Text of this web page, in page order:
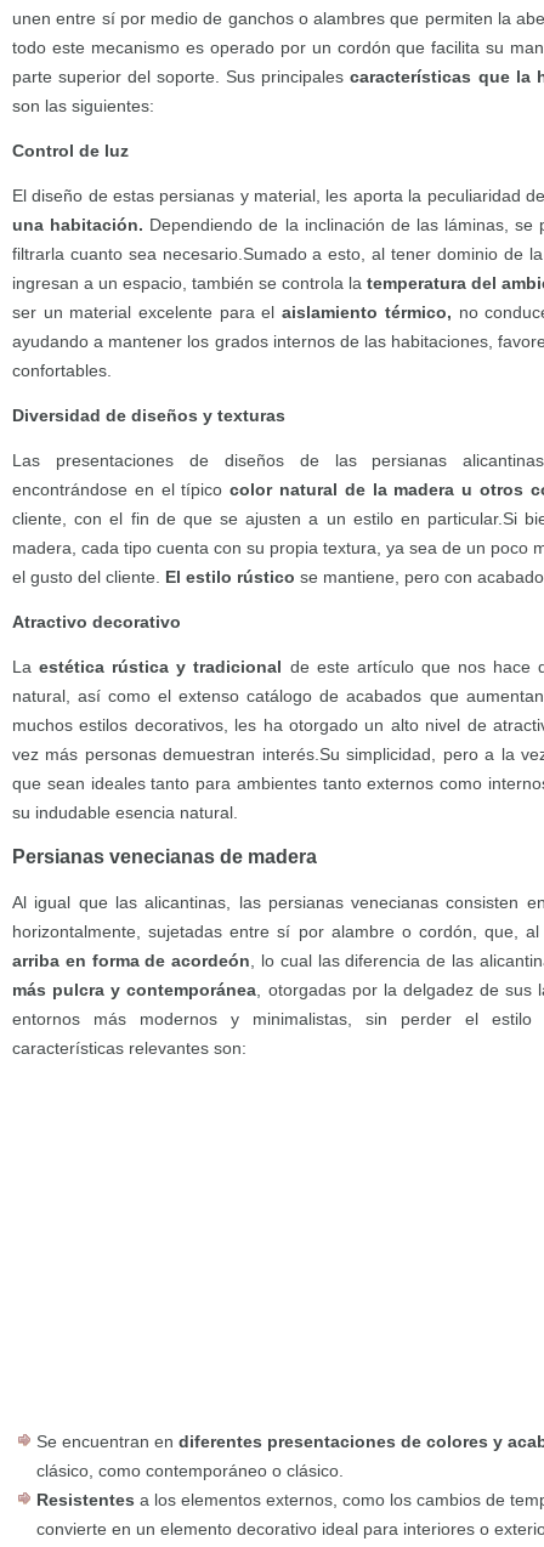
unen entre sí por medio de ganchos o alambres que permiten la
todo este mecanismo es operado por un cordón que facilita su
parte superior del soporte. Sus principalescaracterísticas que la
son las siguientes:
Control de luz
El diseño de estas persianas y material, les aporta la peculiaridad
una habitación. Dependiendo de la inclinación de las láminas,
filtrarla cuanto sea necesario.Sumado a esto, al tener dominio de
ingresan a un espacio, también se controla la temperatura del
ser un material excelente para el aislamiento térmico, no
ayudando a mantener los grados internos de las habitaciones,
confortables.
Diversidad de diseños y texturas
Las presentaciones de diseños de las persianas
encontrándose en el típicocolor natural de la madera u otros
cliente, con el fin de que se ajusten a un estilo en particular.Si
madera, cada tipo cuenta con su propia textura, ya sea de un poco
el gusto del cliente. El estilo rústico se mantiene, pero con
Atractivo decorativo
Laestética rústica y tradicional de este artículo que nos hace
natural, así como el extenso catálogo de acabados que
muchos estilos decorativos, les ha otorgado un alto nivel de
vez más personas demuestran interés.Su simplicidad, pero a la
que sean ideales tanto para ambientes tanto externos como
su indudable esencia natural.
Persianas venecianas de madera
Al igual que las alicantinas, las persianas venecianas consisten
horizontalmente, sujetadas entre sí por alambre o cordón, que,
arriba en forma de acordeón , lo cual las diferencia de las
más pulcra y contemporánea , otorgadas por la delgadez de
entornos más modernos y minimalistas, sin perder el
características relevantes son:
Se encuentran en diferentes presentaciones de colores y
clásico, como contemporáneo o clásico.
Resistentes a los elementos externos, como los cambios de
convierte en un elemento decorativo ideal para interiores o